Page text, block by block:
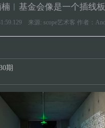
︱基金会像是一个插线板
来源: scope艺术客 作者：
期